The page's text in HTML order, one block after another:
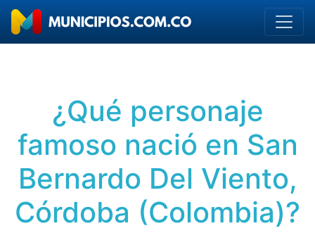
¿Qué personaje
famoso nació en San
Bernardo Del Viento,
Córdoba (Colombia)?